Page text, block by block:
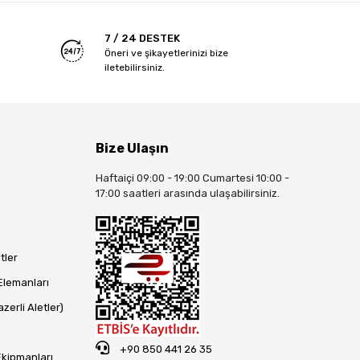
7 / 24 DESTEK
Öneri ve şikayetlerinizi bize
iletebilirsiniz.
Aletler)
Bize Ulaşın
Haftaiçi 09:00 - 19:00 Cumartesi 10:00 -
17:00 saatleri arasında ulaşabilirsiniz.
+90 850 441 26 35